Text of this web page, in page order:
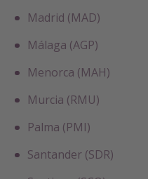
Madrid (MAD)
Málaga (AGP)
Menorca (MAH)
Murcia (RMU)
Palma (PMI)
Santander (SDR)